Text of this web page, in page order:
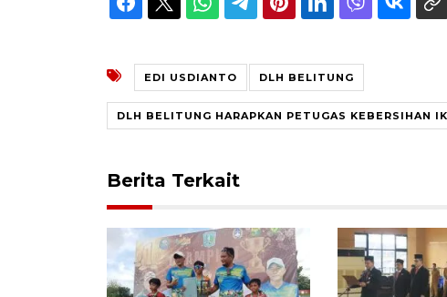
EDI USDIANTO DLH BELITUNG
DLH BELITUNG HARAPKAN PETUGAS KEBERSIHAN
Berita Terkait